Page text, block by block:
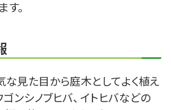
す。
な見た目から庭木としてよく植え
ゴンシノブヒバ、 イトヒバなどの